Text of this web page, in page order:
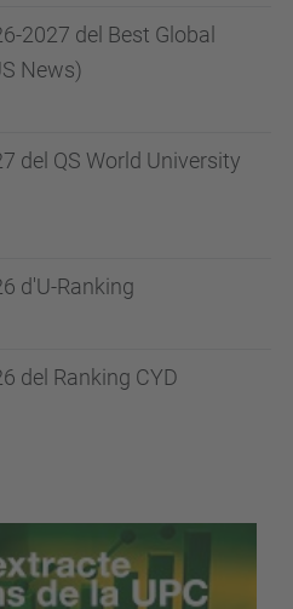
2027 del Best Global
News)
del QS World University
d'U-Ranking
del Ranking CYD